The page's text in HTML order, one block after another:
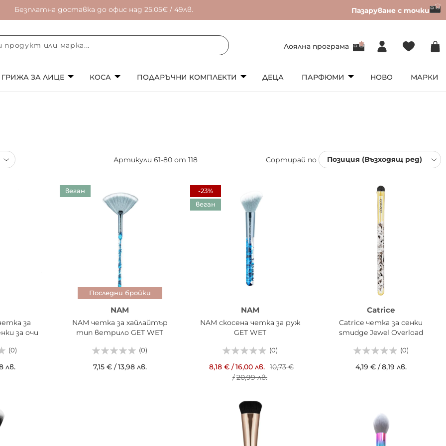
Безплатна доставка до офис над 25.05€ / 49лв. Пазаруване с точки
Лоялна програма
ГРИЖА ЗА ЛИЦЕ КОСА ПОДАРЪЧНИ КОМПЛЕКТИ ДЕЦА ПАРФЮМИ НОВО МАРКИ
Артикули61-80 от118 Сортирай по
за
за очи
(0)
лв.
веган
Последни бройки
NAM
NAM четка за хайлайтър
тип ветрило GET WET
(0)
7,15 €/13,98 лв.
-23%
веган
NAM
NAM скосена четка за руж
GET WET
(0)
8,18 €/16,00 лв. 10,73 €
/20,99 лв.
Catrice
Catrice четка за сенки
smudge Jewel Overload
(0)
4,19 €/8,19 лв.